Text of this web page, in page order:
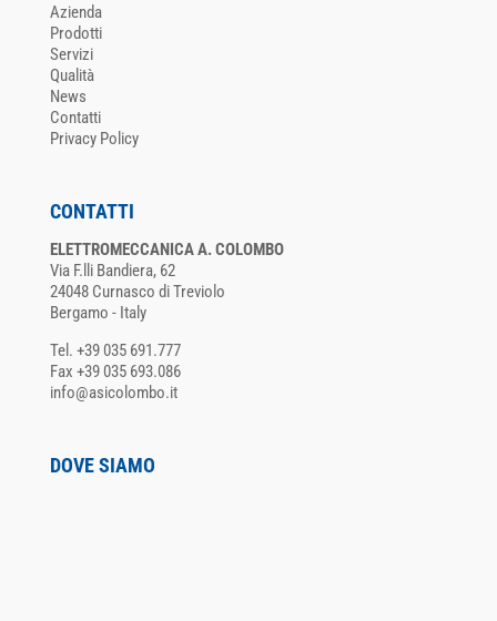
Azienda
Prodotti
Servizi
Qualità
News
Contatti
Privacy Policy
CONTATTI
ELETTROMECCANICA A. COLOMBO
Via F.lli Bandiera, 62
24048 Curnasco di Treviolo
Bergamo - Italy
Tel. +39 035 691.777
Fax +39 035 693.086
info@asicolombo.it
DOVE SIAMO